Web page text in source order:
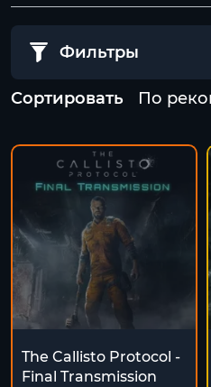
Фильтры
Сортировать По
The Callisto Protocol -
Final Transmission